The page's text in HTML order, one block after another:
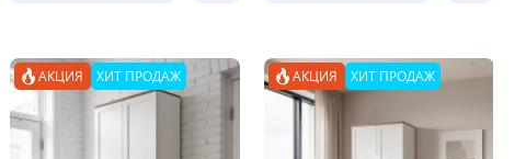
АКЦИЯ ХИТ ПРОДАЖ АКЦИЯ ХИТ ПРОДАЖ